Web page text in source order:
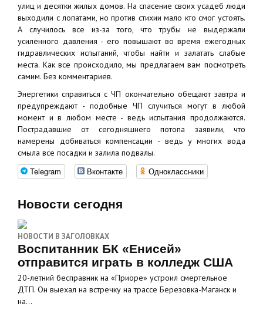
улиц и десятки жилых домов. На спасение своих усадеб люди
выходили с лопатами, но против стихии мало кто смог устоять.
А случилось все из-за того, что трубы не выдержали
усиленного давления - его повышают во время ежегодных
гидравлических испытаний, чтобы найти и залатать слабые
места. Как все происходило, мы предлагаем вам посмотреть
самим. Без комментариев.
Энергетики справиться с ЧП окончательно обещают завтра и
предупреждают - подобные ЧП случиться могут в любой
момент и в любом месте - ведь испытания продолжаются.
Пострадавшие от сегодняшнего потопа заявили, что
намерены добиваться компенсации - ведь у многих вода
смыла все посадки и залила подвалы.
Telegram Вконтакте Одноклассники
Новости сегодня
НОВОСТИ В ЗАГОЛОВКАХ
Воспитанник БК «Енисей»
отправится играть в колледж США
20-летний бесправник на «Приоре» устроил смертельное
ДТП. Он выехал на встречку на трассе Березовка-Маганск и
на…